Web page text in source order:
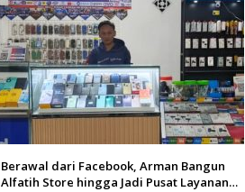
Berawal dari Facebook, Arman Bangun
Alfatih Store hingga Jadi Pusat Layanan